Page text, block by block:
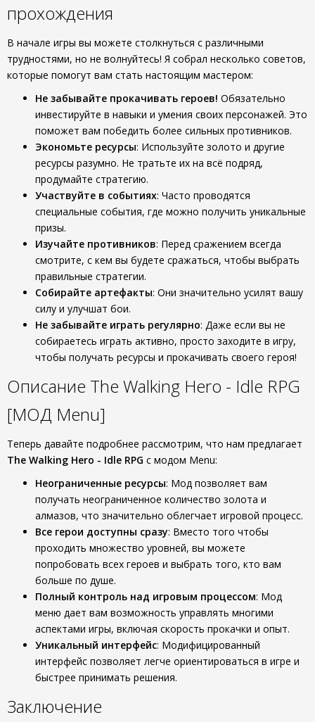
прохождения
В начале игры вы можете столкнуться с различными
трудностями, но не волнуйтесь! Я собрал несколько советов,
которые помогут вам стать настоящим мастером:
Не забывайте прокачивать героев! Обязательно
инвестируйте в навыки и умения своих персонажей. Это
поможет вам победить более сильных противников.
Экономьте ресурсы: Используйте золото и другие
ресурсы разумно. Не тратьте их на всё подряд,
продумайте стратегию.
Участвуйте в событиях: Часто проводятся
специальные события, где можно получить уникальные
призы.
Изучайте противников: Перед сражением всегда
смотрите, с кем вы будете сражаться, чтобы выбрать
правильные стратегии.
Собирайте артефакты: Они значительно усилят вашу
силу и улучшат бои.
Не забывайте играть регулярно: Даже если вы не
собираетесь играть активно, просто заходите в игру,
чтобы получать ресурсы и прокачивать своего героя!
Описание The Walking Hero - Idle RPG
[МОД Menu]
Теперь давайте подробнее рассмотрим, что нам предлагает
The Walking Hero - Idle RPG с модом Menu:
Неограниченные ресурсы: Мод позволяет вам
получать неограниченное количество золота и
алмазов, что значительно облегчает игровой процесс.
Все герои доступны сразу: Вместо того чтобы
проходить множество уровней, вы можете
попробовать всех героев и выбрать того, кто вам
больше по душе.
Полный контроль над игровым процессом: Мод
меню дает вам возможность управлять многими
аспектами игры, включая скорость прокачки и опыт.
Уникальный интерфейс: Модифицированный
интерфейс позволяет легче ориентироваться в игре и
быстрее принимать решения.
Заключение